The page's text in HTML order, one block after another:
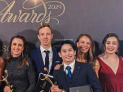
Marketing
Media
Documentos
Contactos